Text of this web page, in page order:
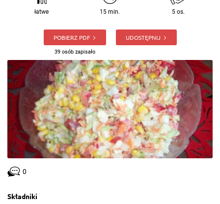
łatwe 15 min. 5 os.
POBIERZ PDF
39 osób zapisało
UDOSTĘPNIJ
0
Składniki